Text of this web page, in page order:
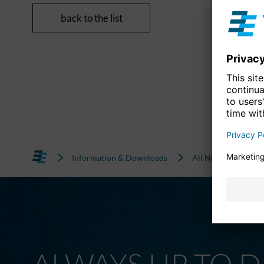
back to the list
Information & Downloads All News